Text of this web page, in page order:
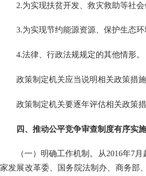
2.为实现扶贫开发、救灾救助等社会
3.为实现节约能源资源、保护生态环
4.法律、行政法规规定的其他情形。
政策制定机关应当说明相关政策措
政策制定机关要逐年评估相关政策
四、推动公平竞争审查制度有序实施
（一）明确工作机制。从2016年7月
家发展改革委、国务院法制办、商务部